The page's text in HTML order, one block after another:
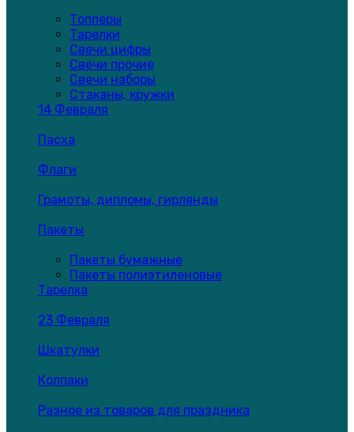
Топперы
Тарелки
Свечи цифры
Свечи прочие
Свечи наборы
Стаканы, кружки
14 Февраля
Пасха
Флаги
Грамоты, дипломы, гирлянды
Пакеты
Пакеты бумажные
Пакеты полиэтиленовые
Тарелка
23 Февраля
Шкатулки
Колпаки
Разное из товаров для праздника